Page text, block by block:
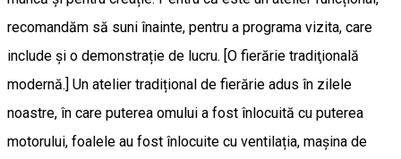
recomandăm să suni înainte, pentru a programa vizita, care
include și o demonstrație de lucru. [O fierărie tradiţională
modernă.] Un atelier tradițional de fierărie adus în zilele
noastre, în care puterea omului a fost înlocuită cu puterea
motorului, foalele au fost înlocuite cu ventilația, mașina de